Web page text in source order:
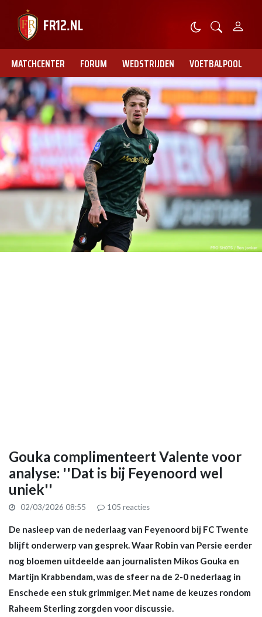
MATCHCENTER FORUM WEDSTRIJDEN VOETBALPOOL
Gouka complimenteert Valente voor
analyse: ''Dat is bij Feyenoord wel
uniek''
02/03/2026 08:55 105 reacties
De nasleep van de nederlaag van Feyenoord bij FC Twente
blijft onderwerp van gesprek. Waar Robin van Persie eerder
nog bloemen uitdeelde aan journalisten Mikos Gouka en
Martijn Krabbendam, was de sfeer na de 2-0 nederlaag in
Enschede een stuk grimmiger. Met name de keuzes rondom
Raheem Sterling zorgden voor discussie.